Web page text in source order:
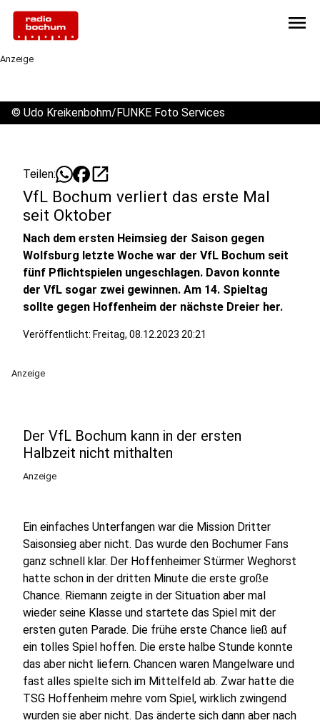
menu
Anzeige
© Udo Kreikenbohm/FUNKE Foto Services
Teilen: open_in_new
VfL Bochum verliert das erste Mal
seit Oktober
Nach dem ersten Heimsieg der Saison gegen
Wolfsburg letzte Woche war der VfL Bochum seit
fünf Pflichtspielen ungeschlagen. Davon konnte
der VfL sogar zwei gewinnen. Am 14. Spieltag
sollte gegen Hoffenheim der nächste Dreier her.
Veröffentlicht: Freitag, 08.12.2023 20:21
Anzeige
Der VfL Bochum kann in der ersten
Halbzeit nicht mithalten
Anzeige
Ein einfaches Unterfangen war die Mission Dritter
Saisonsieg aber nicht. Das wurde den Bochumer Fans
ganz schnell klar. Der Hoffenheimer Stürmer Weghorst
hatte schon in der dritten Minute die erste große
Chance. Riemann zeigte in der Situation aber mal
wieder seine Klasse und startete das Spiel mit der
ersten guten Parade. Die frühe erste Chance ließ auf
ein tolles Spiel hoffen. Die erste halbe Stunde konnte
das aber nicht liefern. Chancen waren Mangelware und
fast alles spielte sich im Mittelfeld ab. Zwar hatte die
TSG Hoffenheim mehre vom Spiel, wirklich zwingend
wurden sie aber nicht. Das änderte sich dann aber nach